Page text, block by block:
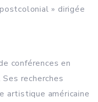
» dirigée
conférences en
recherches
artistique américaine